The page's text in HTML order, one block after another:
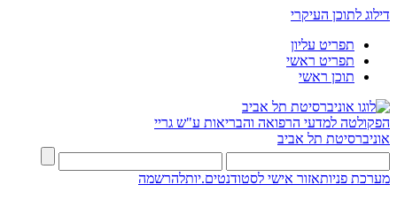
דילוג לתוכן העיקרי
תפריט עליון
תפריט ראשי
תוכן ראשי
הפקולטה למדעי הרפואה והבריאות ע"ש גריי
אוניברסיטת תל אביב
מערכת פניותאזור אישי לסטודנטים.יותלהרשמה